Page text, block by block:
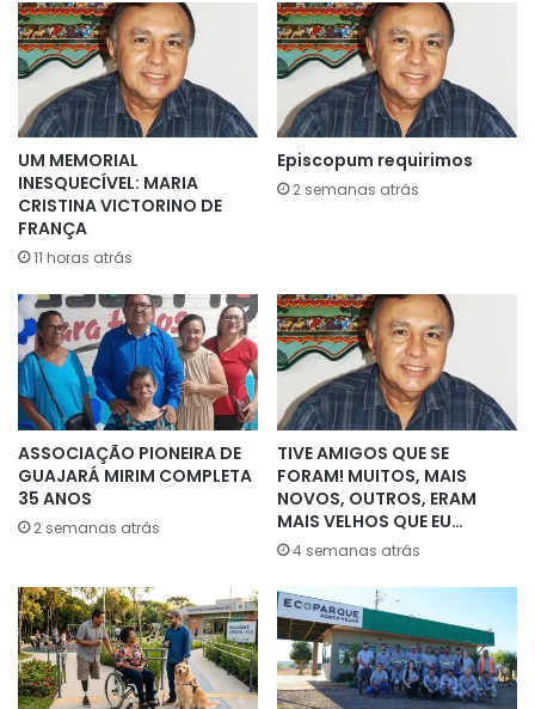
UM MEMORIAL
INESQUECÍVEL: MARIA
CRISTINA VICTORINO DE
FRANÇA
11 horas atrás
Episcopum requirimos
2 semanas atrás
ASSOCIAÇÃO PIONEIRA DE
GUAJARÁ MIRIM COMPLETA
35 ANOS
2 semanas atrás
TIVE AMIGOS QUE SE
FORAM! MUITOS, MAIS
NOVOS, OUTROS, ERAM
MAIS VELHOS QUE EU…
4 semanas atrás